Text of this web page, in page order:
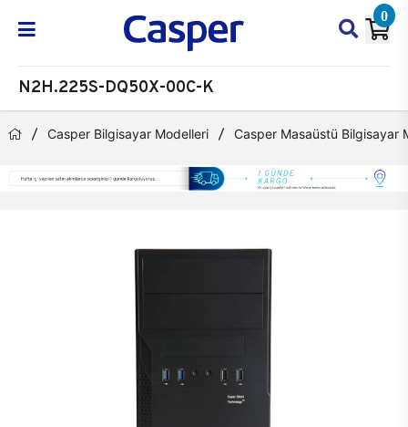
0
N2H.225S-DQ50X-00C-K
Casper Bilgisayar Modelleri Casper Masaüstü Bilgisayar